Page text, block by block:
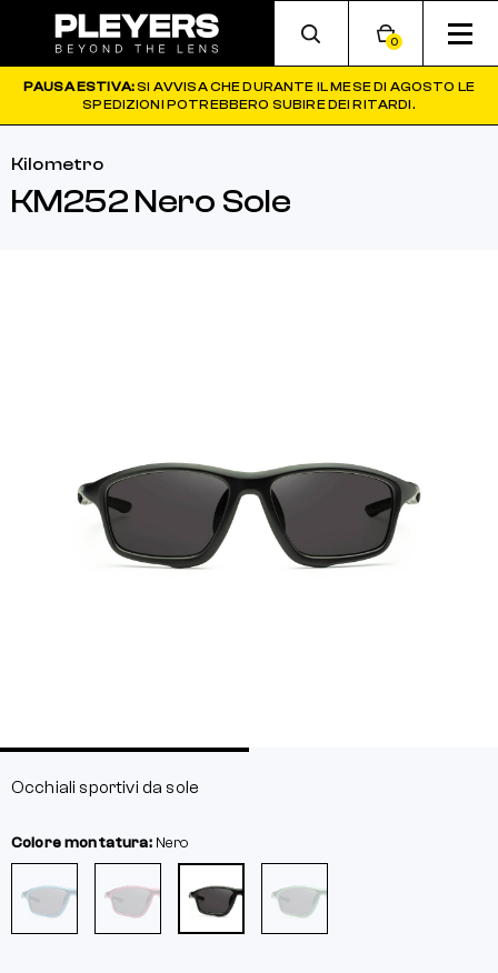
0
PAUSA ESTIVA:SI AVVISA CHE DURANTE IL MESE DI AGOSTO LE
SPEDIZIONI POTREBBERO SUBIRE DEI RITARDI.
Kilometro
KM252 Nero Sole
Occhiali sportivi da sole
Colore montatura: Nero